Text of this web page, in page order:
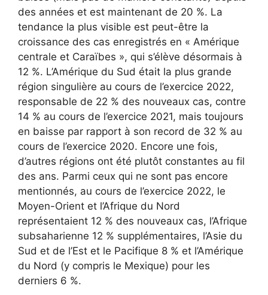
des années et est maintenant de 20 %. La
tendance la plus visible est peut-être la
croissance des cas enregistrés en « Amérique
centrale et Caraïbes », qui s’élève désormais à
12 %. L’Amérique du Sud était la plus grande
région singulière au cours de l’exercice 2022,
responsable de 22 % des nouveaux cas, contre
14 % au cours de l’exercice 2021, mais toujours
en baisse par rapport à son record de 32 % au
cours de l’exercice 2020. Encore une fois,
d’autres régions ont été plutôt constantes au fil
des ans. Parmi ceux qui ne sont pas encore
mentionnés, au cours de l’exercice 2022, le
Moyen-Orient et l’Afrique du Nord
représentaient 12 % des nouveaux cas, l’Afrique
subsaharienne 12 % supplémentaires, l’Asie du
Sud et de l’Est et le Pacifique 8 % et l’Amérique
du Nord (y compris le Mexique) pour les
derniers 6 %.